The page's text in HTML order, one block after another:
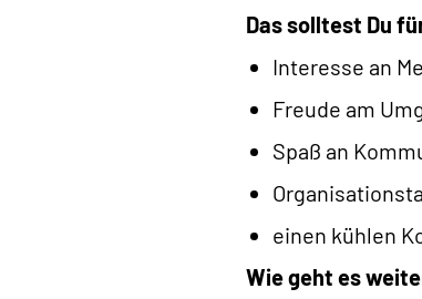
Das solltest Du
Interesse an
Freude am
Spaß an
einen kühlen
Wie geht es